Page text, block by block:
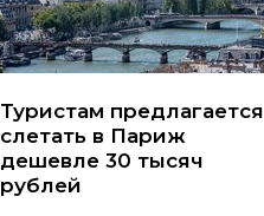
Туристам предлагается
слетать в Париж
дешевле 30 тысяч
рублей